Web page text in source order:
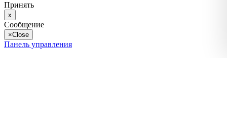
Принять
x
Сообщение
×Close
Панель управления